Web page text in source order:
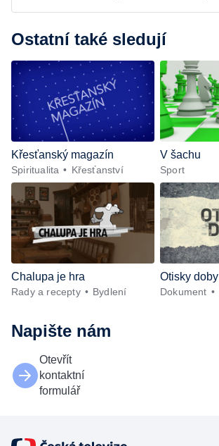
Ostatní také sledují
Křesťanský magazín
Spiritualita Křesťanství
V šachu
Sport
Chalupa je hra
Rady a recepty Bydlení
Otisky doby
Dokument
Napište nám
Otevřít
kontaktní
formulář